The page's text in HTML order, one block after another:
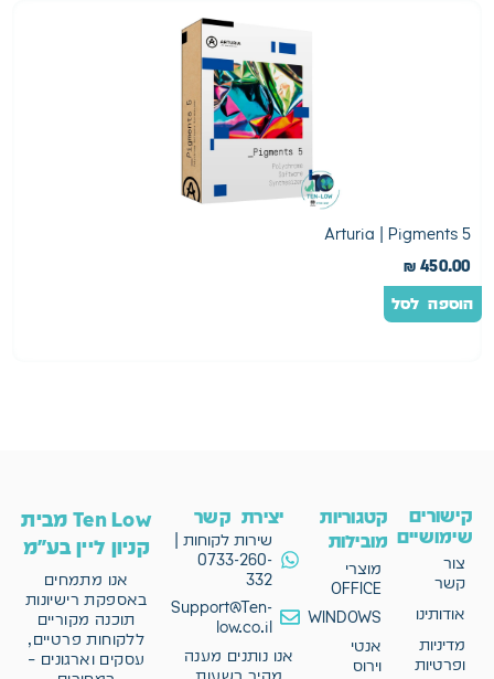
Arturia | Pigments 5
₪ 450.00
הוספה לסל
קישורים
שימושיים
צור
קשר
אודותינו
מדיניות
ופרטיות
קטגוריות
מובילות
מוצרי
OFFICE
WINDOWS
אנטי
וירוס
יצירת קשר
שירות לקוחות |
0733-260-
332
Support@Ten-
low.co.il
אנו נותנים מענה
Ten Low מבית
קניון ליין בע"מ
אנו מתמחים
באספקת רישיונות
תוכנה מקוריים
ללקוחות פרטיים,
עסקים וארגונים –